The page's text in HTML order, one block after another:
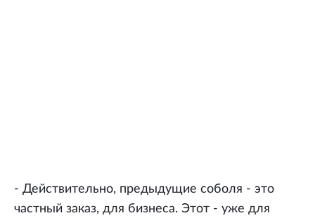
- Действительно, предыдущие соболя - это
частный заказ, для бизнеса. Этот - уже для